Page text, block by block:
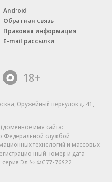
Android
Обратная связь
Правовая информация
E-mail рассылки
18+
Оружейный переулок д. 41,
имя сайта:
Федеральной службой
технологий и массовых
номер и дата
серия Эл № ФС77-76922